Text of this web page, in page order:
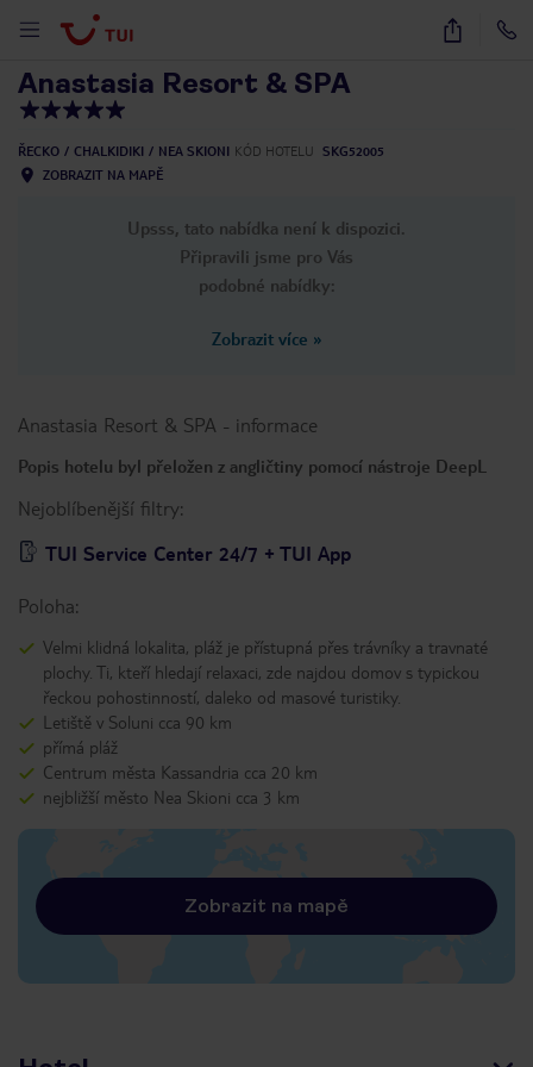
37
Anastasia Resort & SPA
ŘECKO CHALKIDIKI NEA SKIONI KÓD HOTELU
SKG52005
ZOBRAZIT NA MAPĚ
Upsss, tato nabídka není k dispozici.
Připravili jsme pro Vás
podobné nabídky:
Zobrazit více »
Anastasia Resort & SPA - informace
Popis hotelu byl přeložen z angličtiny pomocí nástroje DeepL
Nejoblíbenější filtry:
TUI Service Center 24/7 + TUI App
Poloha:
Velmi klidná lokalita, pláž je přístupná přes trávníky a travnaté
plochy. Ti, kteří hledají relaxaci, zde najdou domov s typickou
řeckou pohostinností, daleko od masové turistiky.
Letiště v Soluni cca 90 km
přímá pláž
Centrum města Kassandria cca 20 km
nejbližší město Nea Skioni cca 3 km
Zobrazit na mapě